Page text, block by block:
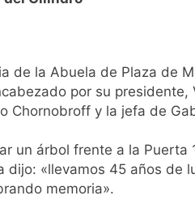
Denunciaron
1 Día Atrás
de la Abuela de Plaza de
por su
Chornobroff y la jefa de
un árbol frente a la
dijo: «llevamos 45 años
memoria».